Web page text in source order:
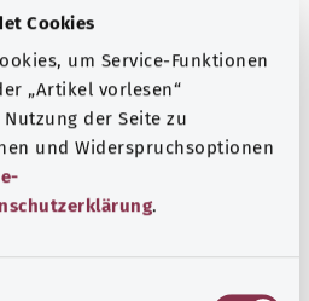
Cookies
um Service-Funktionen
„Artikel vorlesen“
der Seite zu
und Widerspruchsoptionen
.